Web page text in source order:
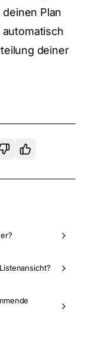
Plan
deiner